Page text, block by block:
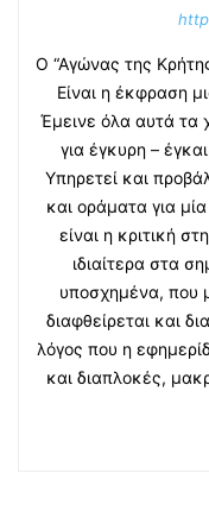
Ο “Αγώνας της
Είναι η έκφραση
Έμεινε όλα αυτά τα
για έγκυρη –
Υπηρετεί και
και οράματα για
είναι η κριτική
ιδιαίτερα στα
υποσχημένα, που
διαφθείρεται και
λόγος που η
και διαπλοκές,